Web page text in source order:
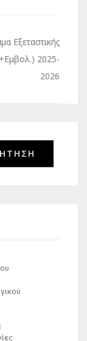
Εξεταστικής
2025-
2026